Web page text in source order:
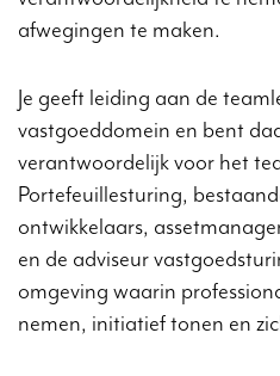
afwegingen te maken.
Je geeft leiding aan de
vastgoeddomein en bent
verantwoordelijk voor het
Portefeuillesturing,
ontwikkelaars,
en de adviseur
omgeving waarin
nemen, initiatief tonen en